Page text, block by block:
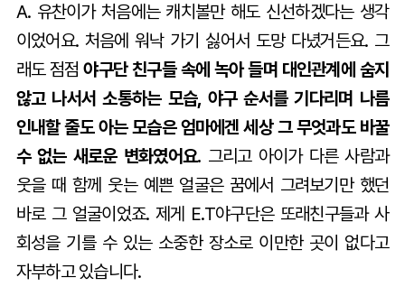
A. 유찬이가 처음에는 캐치볼만 해도 신선하겠다는 생각
이었어요. 처음에 워낙 가기 싫어서 도망 다녔거든요. 그
래도 점점야구단 친구들 속에 녹아 들며 대인관계에 숨지
않고 나서서 소통하는 모습, 야구 순서를 기다리며 나름
인내할 줄도 아는 모습은 엄마에겐 세상 그 무엇과도 바꿀
수 없는 새로운 변화였어요. 그리고 아이가 다른 사람과
웃을 때 함께 웃는 예쁜 얼굴은 꿈에서 그려보기만 했던
바로 그 얼굴이었죠. 제게 E.T야구단은 또래친구들과 사
회성을 기를 수 있는 소중한 장소로 이만한 곳이 없다고
자부하고 있습니다.